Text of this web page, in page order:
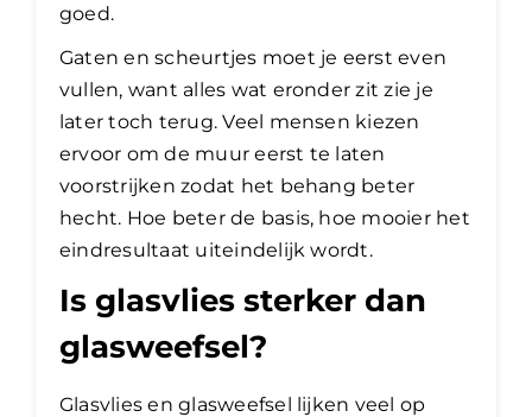
goed.
Gaten en scheurtjes moet je eerst even
vullen, want alles wat eronder zit zie je
later toch terug. Veel mensen kiezen
ervoor om de muur eerst te laten
voorstrijken zodat het behang beter
hecht. Hoe beter de basis, hoe mooier het
eindresultaat uiteindelijk wordt.
Is glasvlies sterker dan
glasweefsel?
Glasvlies en glasweefsel lijken veel op